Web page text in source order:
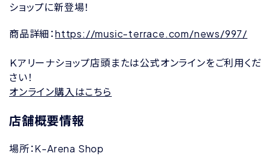
ショップに新登場！
商品詳細：https://music-terrace.com/news/997/
Ｋアリーナショップ店頭または公式オンラインをご利用くだ
さい！
オンライン購入はこちら
店舗概要情報
場所：K-Arena Shop